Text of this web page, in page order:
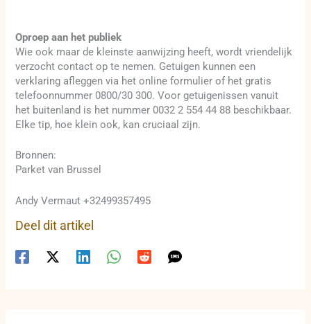
Oproep aan het publiek
Wie ook maar de kleinste aanwijzing heeft, wordt vriendelijk
verzocht contact op te nemen. Getuigen kunnen een
verklaring afleggen via het online formulier of het gratis
telefoonnummer 0800/30 300. Voor getuigenissen vanuit
het buitenland is het nummer 0032 2 554 44 88 beschikbaar.
Elke tip, hoe klein ook, kan cruciaal zijn.
Bronnen:
Parket van Brussel
Andy Vermaut +32499357495
Deel dit artikel